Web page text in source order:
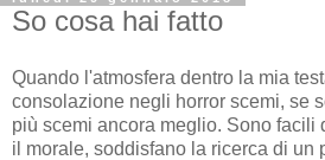
So cosa hai fatto
Quando l'atmosfera dentro la mia
consolazione negli horror scemi, se
più scemi ancora meglio. Sono facili
il morale, soddisfano la ricerca di un